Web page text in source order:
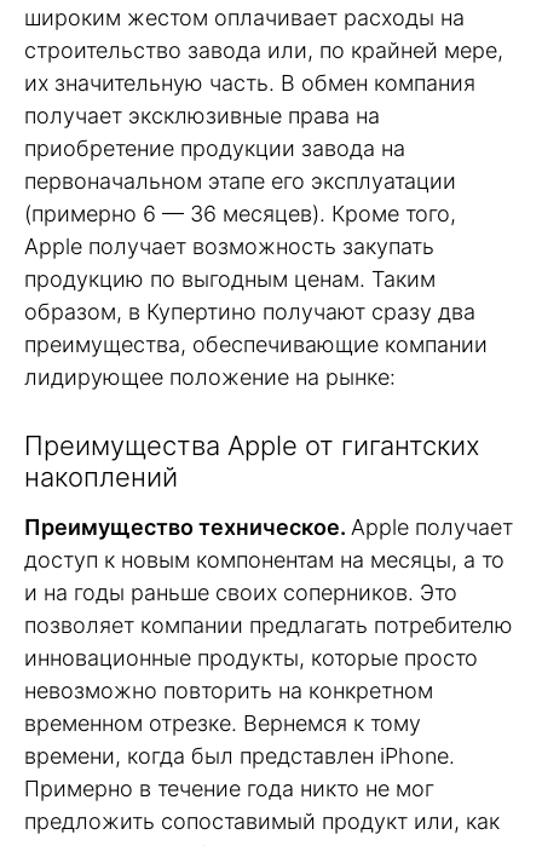
широким жестом оплачивает расходы на
строительство завода или, по крайней мере,
их значительную часть. В обмен компания
получает эксклюзивные права на
приобретение продукции завода на
первоначальном этапе его эксплуатации
(примерно 6 — 36 месяцев). Кроме того,
Apple получает возможность закупать
продукцию по выгодным ценам. Таким
образом, в Купертино получают сразу два
преимущества, обеспечивающие компании
лидирующее положение на рынке:
Преимущества Apple от гигантских
накоплений
Преимущество техническое. Apple получает
доступ к новым компонентам на месяцы, а то
и на годы раньше своих соперников. Это
позволяет компании предлагать потребителю
инновационные продукты, которые просто
невозможно повторить на конкретном
временном отрезке. Вернемся к тому
времени, когда был представлен iPhone.
Примерно в течение года никто не мог
предложить сопоставимый продукт или, как